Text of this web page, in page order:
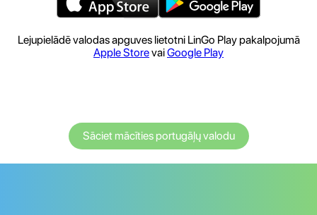
Lejupielādē valodas apguves lietotni LinGo Play pakalpojumā
Apple StorevaiGoogle Play
Sāciet mācīties portugāļų valodu